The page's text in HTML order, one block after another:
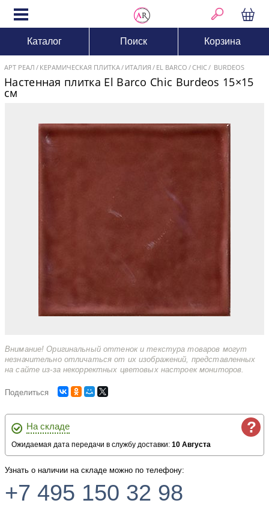
Каталог Поиск Корзина
АРТ РЕАЛ КЕРАМИЧЕСКАЯ ПЛИТКА ИТАЛИЯ EL BARCO CHIC BURDEOS
Настенная плитка El Barco Chic Burdeos 15×15
см
Внимание! Оригинальный оттенок и текстура товаров могут
незначительно отличаться от их изображений, представленных
на сайте из-за некорректных цветовых настроек мониторов.
Поделиться
?
На складе
Ожидаемая дата передачи в службу доставки: 10 Августа
Узнать о наличии на складе можно по телефону:
+7 495 150 32 98